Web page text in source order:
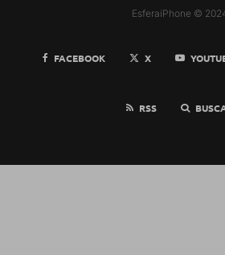
EsferaiPhone ©
FACEBOOK X
RSS